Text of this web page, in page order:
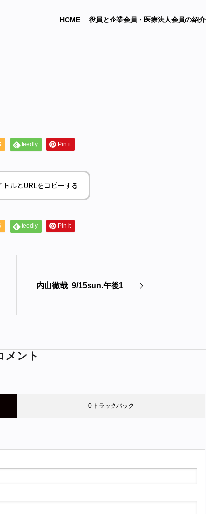
HOME 役員と企業会員・医療法人会員の紹介
feedly Pin it
トルとURLをコピーする
feedly Pin it
内山徹哉_9/15sun.午後1
メント
0 トラックバック